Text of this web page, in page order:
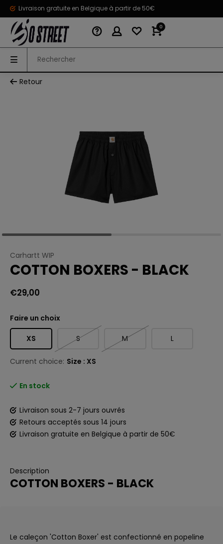
Livraison gratuite en Belgique à partir de 50€
0
Retour
Carhartt WIP
COTTON BOXERS - BLACK
€29,00
Faire un choix
XS S M L
Current choice: Size : XS
En stock
Livraison sous 2-7 jours ouvrés
Retours acceptés sous 14 jours
Livraison gratuite en Belgique à partir de 50€
Description
COTTON BOXERS - BLACK
Le caleçon 'Cotton Boxer' est confectionné en popeline